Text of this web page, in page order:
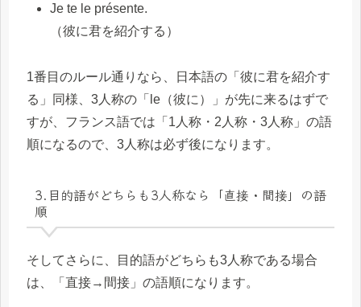
Je te le présente.
（彼に君を紹介する）
1番目のルール通りなら、日本語の「彼に君を紹介す
る」同様、3人称の「le（彼に）」が先に来るはずで
すが、フランス語では「1人称・2人称・3人称」の語
順になるので、3人称は必ず後になります。
3.目的語がどちらも3人称なら「直接・間接」の語
順
そしてさらに、目的語がどちらも3人称である場合
は、「直接→間接」の語順になります。